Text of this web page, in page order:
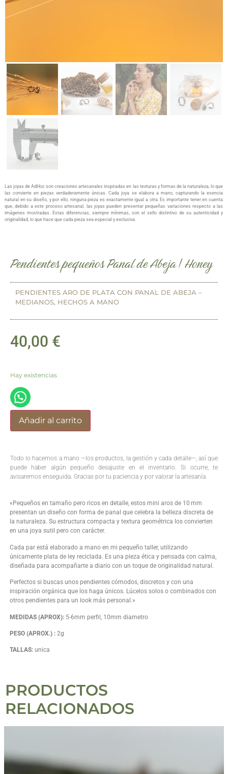
Las joyas de AdHoc son creaciones artesanales inspiradas en las texturas y formas de la naturaleza, lo que
las convierte en piezas verdaderamente únicas. Cada joya se elabora a mano, capturando la esencia
natural en su diseño, y por ello, ninguna pieza es exactamente igual a otra. Es importante tener en cuenta
que, debido a este proceso artesanal, las joyas pueden presentar pequeñas variaciones respecto a las
imágenes mostradas. Estas diferencias, siempre mínimas, son el sello distintivo de su autenticidad y
originalidad, lo que hace que cada pieza sea especial y exclusiva.
Pendientes pequeños Panal de Abeja | Honey
PENDIENTES ARO DE PLATA CON PANAL DE ABEJA –
MEDIANOS, HECHOS A MANO
40,00 €
Hay existencias
Añadir al carrito
Todo lo hacemos a mano —los productos, la gestión y cada detalle—, así que
puede haber algún pequeño desajuste en el inventario. Si ocurre, te
avisaremos enseguida. Gracias por tu paciencia y por valorar la artesanía.
«Pequeños en tamaño pero ricos en detalle, estos mini aros de 10 mm
presentan un diseño con forma de panal que celebra la belleza discreta de
la naturaleza. Su estructura compacta y textura geométrica los convierten
en una joya sutil pero con carácter.
Cada par está elaborado a mano en mi pequeño taller, utilizando
únicamente plata de ley reciclada. Es una pieza ética y pensada con calma,
diseñada para acompañarte a diario con un toque de originalidad natural.
Perfectos si buscas unos pendientes cómodos, discretos y con una
inspiración orgánica que los haga únicos. Lúcelos solos o combinados con
otros pendientes para un look más personal.»
MEDIDAS (APROX): 5-6mm perfil, 10mm diametro
PESO (APROX.) : 2g
TALLAS: unica
PRODUCTOS
RELACIONADOS